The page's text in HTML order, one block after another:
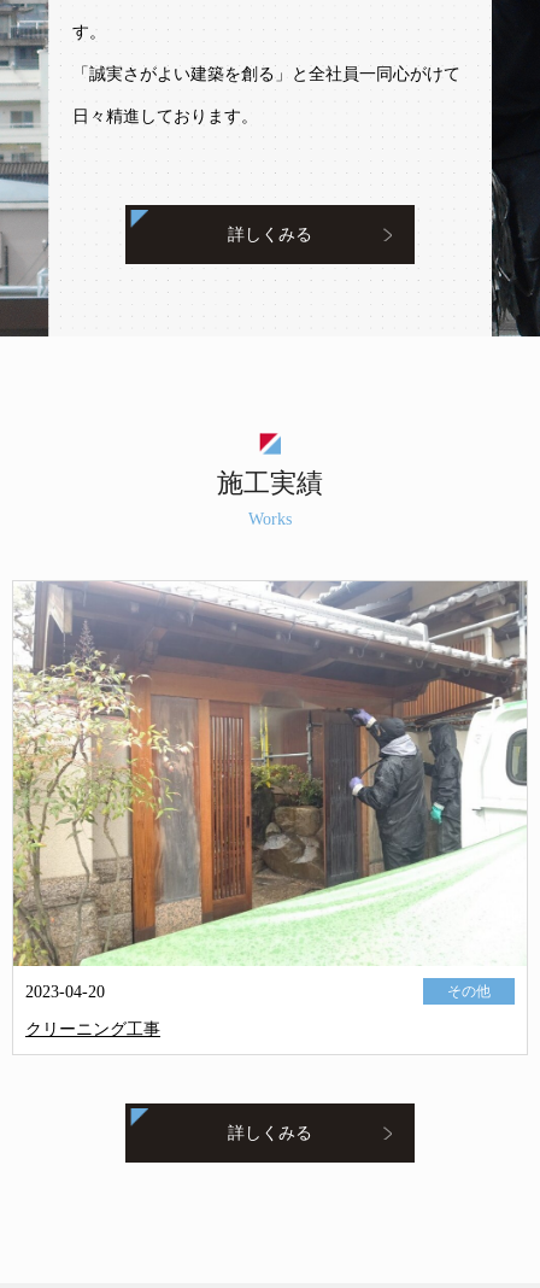
す。
「誠実さがよい建築を創る」と全社員一同心がけて
日々精進しております。
詳しくみる
施工実績
Works
2023-04-20 その他
クリーニング工事
詳しくみる